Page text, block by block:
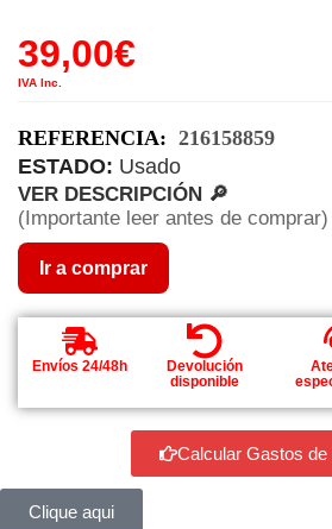
39,00€
IVA Inc.
REFERENCIA: 216158859
ESTADO: Usado
VER DESCRIPCIÓN 🔎
(Importante leer antes de comprar)
Ir a comprar
Envíos 24/48h
Devolución
disponible
Calcular Gastos de
Clique aqui